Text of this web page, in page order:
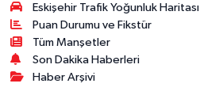
Eskişehir Trafik Yoğunluk Haritası
Puan Durumu ve Fikstür
Tüm Manşetler
Son Dakika Haberleri
Haber Arşivi